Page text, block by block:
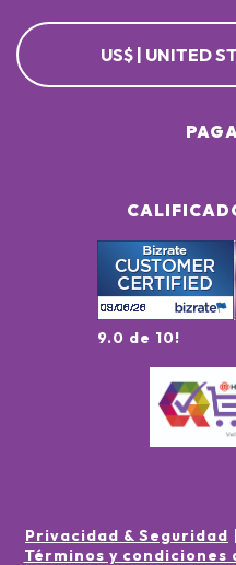
US$ | UNITED
9.0 de 10!
Privacidad & Seguridad
Términos y condiciones